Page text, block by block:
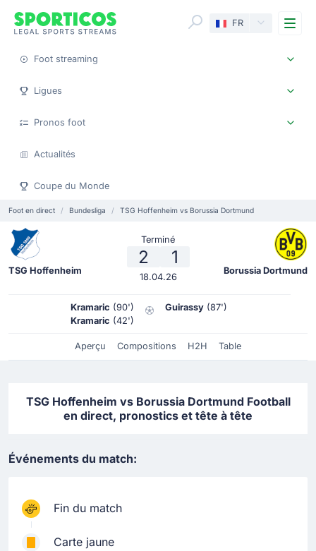
FR
Foot streaming
Ligues
Pronos foot
Actualités
Coupe du Monde
Foot en direct Bundesliga TSG Hoffenheim vs Borussia Dortmund
TSG Hoffenheim
Terminé
2 1
18.04.26
Borussia Dortmund
Kramaric (90')
Kramaric (42')
Guirassy (87')
Aperçu Compositions H2H Table
TSG Hoffenheim vs Borussia Dortmund Football
en direct, pronostics et tête à tête
Événements du match:
Fin du match
Carte jaune